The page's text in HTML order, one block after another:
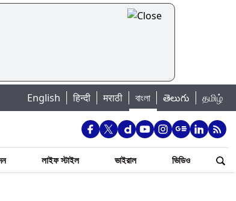
Jannat Toha Hot Video: জান্নাত তোহার নতুন ইনস্টা পোস্ট দেখে হৃদয় গলল
English हिन्दी मराठी বাংলা తెలుగు தமிழ்
লাইফ স্টাইল ভাইরাল ভিডিও